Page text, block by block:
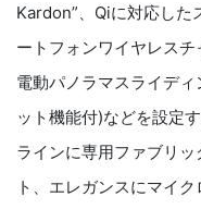
Kardon”、Qiに対応した
ートフォンワイヤレス
電動パノラマスライデ
ット機能付)などを設定
ラインに専用ファブリ
ト、エレガンスにマイ